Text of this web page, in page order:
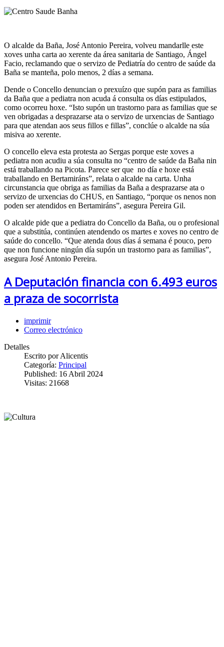
O alcalde da Baña, José Antonio Pereira, volveu mandarlle este
xoves unha carta ao xerente da área sanitaria de Santiago, Ángel
Facio, reclamando que o servizo de Pediatría do centro de saúde da
Baña se manteña, polo menos, 2 días a semana.
Dende o Concello denuncian o prexuízo que supón para as familias
da Baña que a pediatra non acuda á consulta os días estipulados,
como ocorreu hoxe. “Isto supón un trastorno para as familias que se
ven obrigadas a desprazarse ata o servizo de urxencias de Santiago
para que atendan aos seus fillos e fillas”, conclúe o alcalde na súa
misiva ao xerente.
O concello eleva esta protesta ao Sergas porque este xoves a
pediatra non acudiu a súa consulta no “centro de saúde da Baña nin
está traballando na Picota. Parece ser que no día e hoxe está
traballando en Bertamiráns”, relata o alcalde na carta. Unha
circunstancia que obriga as familias da Baña a desprazarse ata o
servizo de urxencias do CHUS, en Santiago, “porque os nenos non
poden ser atendidos en Bertamiráns”, asegura Pereira Gil.
O alcalde pide que a pediatra do Concello da Baña, ou o profesional
que a substitúa, continúen atendendo os martes e xoves no centro de
saúde do concello. “Que atenda dous días á semana é pouco, pero
que non funcione ningún día supón un trastorno para as familias”,
asegura José Antonio Pereira.
A Deputación financia con 6.493 euros
a praza de socorrista
imprimir
Correo electrónico
Detalles
Escrito porAlicentis
Categoría: Principal
Published: 16 Abril 2024
Visitas: 21668